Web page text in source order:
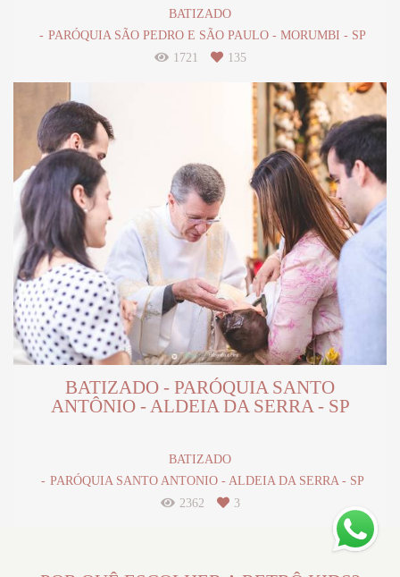
BATIZADO
PARÓQUIA SÃO PEDRO E SÃO PAULO - MORUMBI - SP
1721
135
BATIZADO - PARÓQUIA SANTO
ANTÔNIO - ALDEIA DA SERRA - SP
BATIZADO
PARÓQUIA SANTO ANTONIO - ALDEIA DA SERRA - SP
2362
3